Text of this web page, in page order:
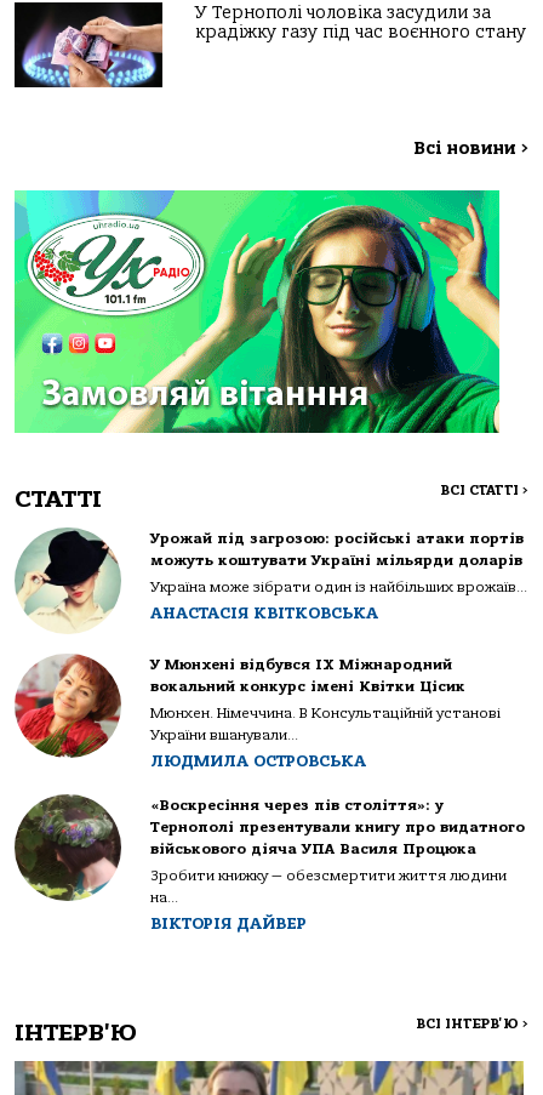
У Тернополі чоловіка засудили за
крадіжку газу під час воєнного стану
Всі новини >
СТАТТІ ВСІ СТАТТІ >
Урожай під загрозою: російські атаки портів
можуть коштувати Україні мільярди доларів
Україна може зібрати один із найбільших врожаїв...
АНАСТАСІЯ КВІТКОВСЬКА
У Мюнхені відбувся IX Міжнародний
вокальний конкурс імені Квітки Цісик
Мюнхен. Німеччина. В Консультаційній установі
України вшанували...
ЛЮДМИЛА ОСТРОВСЬКА
«Воскресіння через пів століття»: у
Тернополі презентували книгу про видатного
військового діяча УПА Василя Процюка
Зробити книжку — обезсмертити життя людини
на...
ВІКТОРІЯ ДАЙВЕР
ІНТЕРВ'Ю ВСІ ІНТЕРВ'Ю >